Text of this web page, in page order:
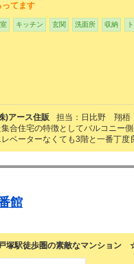
ってます
キッチン 玄関 洗面所 収納
)アース住販
担当：日比野 翔梧
合住宅の特徴としてバルコニー
ベーターなくても3階と一番丁度
館
駅徒歩圏の素敵なマンショ